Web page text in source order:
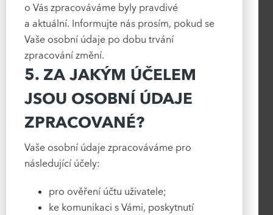
o Vás zpracováváme byly pravdivé
a aktuální. Informujte nás prosím, pokud se
Vaše osobní údaje po dobu trvání
zpracování změní.
5. ZA JAKÝM ÚČELEM
JSOU OSOBNÍ ÚDAJE
ZPRACOVANÉ?
Vaše osobní údaje zpracováváme pro
následující účely:
pro ověření účtu uživatele;
ke komunikaci s Vámi, poskytnutí